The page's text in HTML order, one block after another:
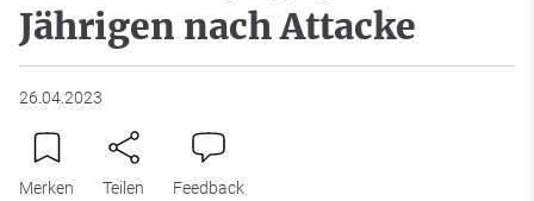
Jährigen nach Attacke
26.04.2023
Merken Teilen Feedback